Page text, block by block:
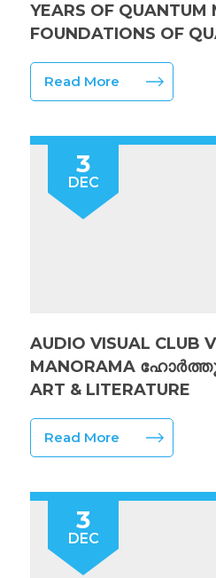
YEARS OF QUANTUM
FOUNDATIONS OF
Read More
3
DEC
AUDIO VISUAL CLUB
MANORAMA
ART & LITERATURE
Read More
3
DEC